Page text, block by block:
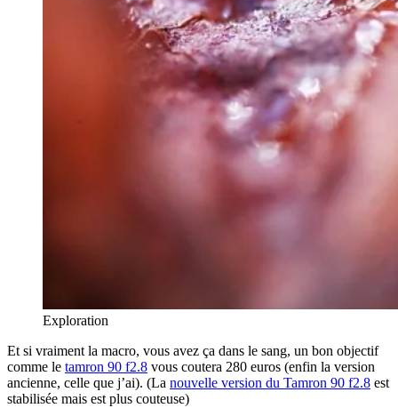
Exploration
Et si vraiment la macro, vous avez ça dans le sang, un bon objectif
comme le tamron 90 f2.8 vous coutera 280 euros (enfin la version
ancienne, celle que j’ai). (La nouvelle version du Tamron 90 f2.8 est
stabilisée mais est plus couteuse)